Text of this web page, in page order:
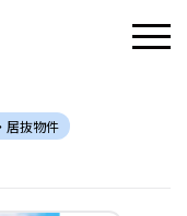
居抜物件